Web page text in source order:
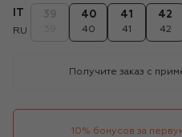
RU
40
40
41
41
42
42
Получите заказ с
10% бонусов за